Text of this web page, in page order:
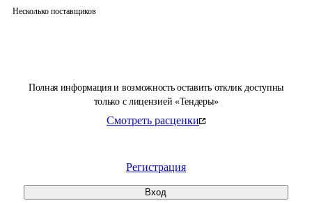
Полная информация и возможность оставить отклик доступны
только с лицензией «Тендеры»
Смотреть расценки
Регистрация
Вход
Несколько поставщиков